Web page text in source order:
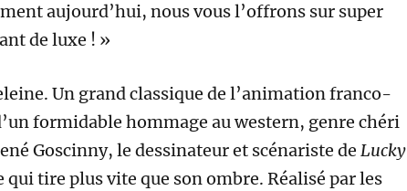
aujourd’hui, nous vous l’offrons sur super
de luxe ! »
Un grand classique de l’animation franco-
formidable hommage au western, genre chéri
Goscinny, le dessinateur et scénariste de Lucky
qui tire plus vite que son ombre. Réalisé par les